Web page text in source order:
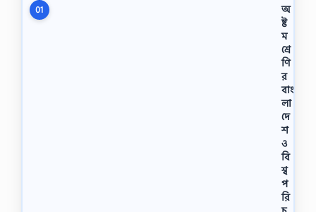
01
অ
ষ্ট
ম
শ্রে
ণি
র
বাং
লা
দে
শ
ও
বি
শ্ব
প
রি